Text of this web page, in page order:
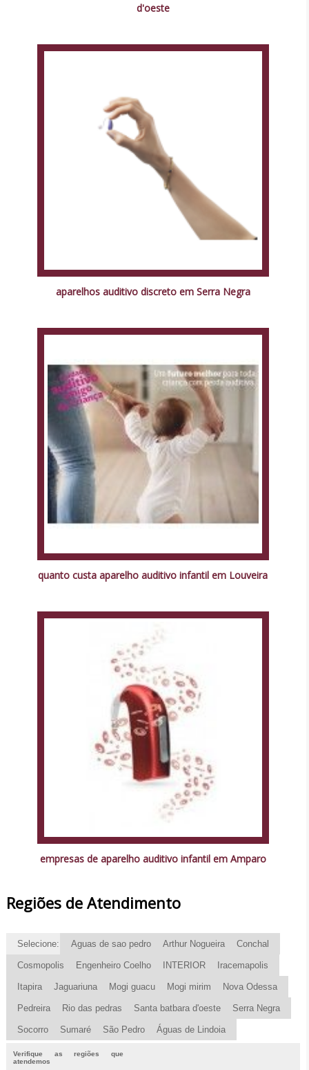
d'oeste
aparelhos auditivo discreto em Serra Negra
quanto custa aparelho auditivo infantil em Louveira
empresas de aparelho auditivo infantil em Amparo
Regiões de Atendimento
Selecione: Aguas de sao pedro Arthur Nogueira Conchal
Cosmopolis Engenheiro Coelho INTERIOR Iracemapolis
Itapira Jaguariuna Mogi guacu Mogi mirim Nova Odessa
Pedreira Rio das pedras Santa batbara d'oeste Serra Negra
Socorro Sumaré São Pedro Águas de Lindoia
Verifique as regiões que
atendemos